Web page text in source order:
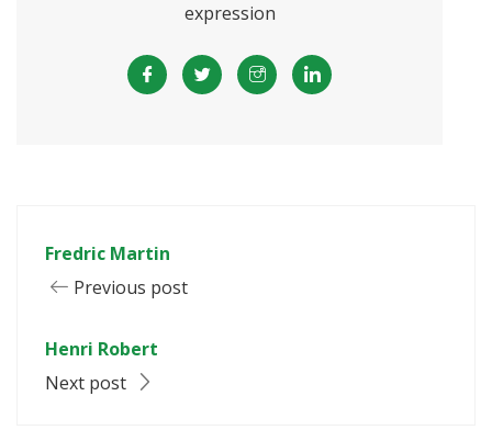
expression
Fredric Martin
Previous post
Henri Robert
Next post